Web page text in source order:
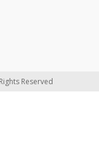
Reserved